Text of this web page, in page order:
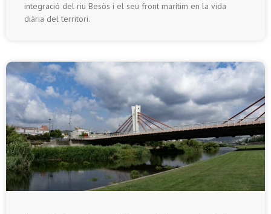
integració del riu Besòs i el seu front marítim en la vida
diària del territori.